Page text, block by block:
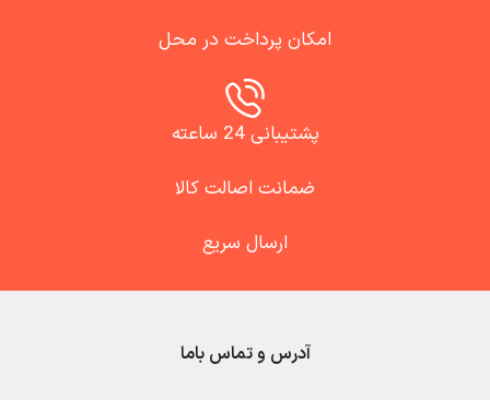
امکان پرداخت در محل
پشتیبانی 24 ساعته
ضمانت اصالت کالا
ارسال سریع
آدرس و تماس باما